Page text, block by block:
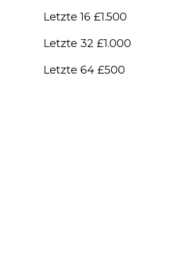
Letzte 16 £1.500
Letzte 32 £1.000
Letzte 64 £500